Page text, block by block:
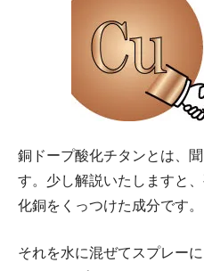
銅ドープ酸化チタンとは、
す。少し解説いたしますと
化銅をくっつけた成分です。
それを水に混ぜてスプレー